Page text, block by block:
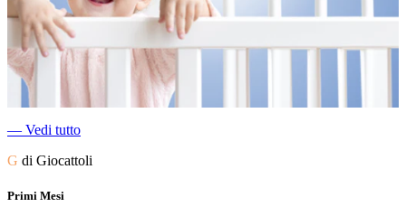
― Vedi tutto
G di Giocattoli
Primi Mesi